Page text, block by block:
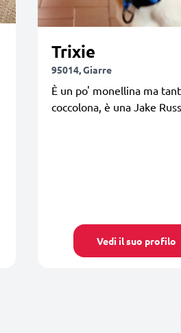
Trixie
95014, Giarre
È un po' monellina ma
coccolona, è una Jake
Vedi il suo profilo